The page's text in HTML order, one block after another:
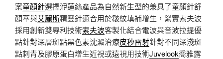
案童顏針選擇洢蓮絲產品為自然新生型的兼具了童顏針舒
顏萃與艾麗斯精靈針適合用於皺紋填補增生，緊實索夫波
採用創新雙專利技術索夫波客製化結合電波與音波拉提優
點針對深層斑點黑色素沈澱治療皮秒雷射針對不同深淺斑
點刺青及膠原蛋白增生近視或遠視用技術Juvelook喬雅露